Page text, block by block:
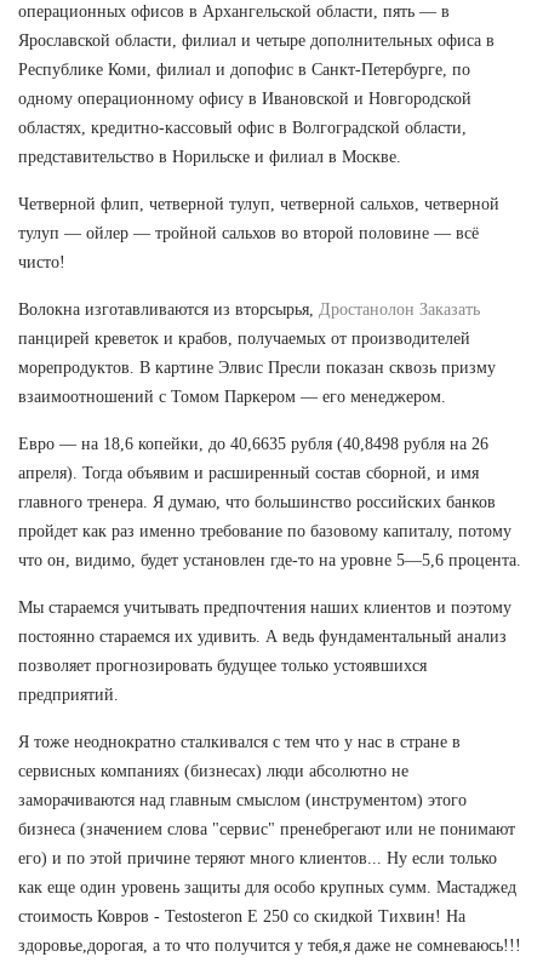
операционных офисов в Архангельской области, пять — в
Ярославской области, филиал и четыре дополнительных офиса в
Республике Коми, филиал и допофис в Санкт-Петербурге, по
одному операционному офису в Ивановской и Новгородской
областях, кредитно-кассовый офис в Волгоградской области,
представительство в Норильске и филиал в Москве.
Четверной флип, четверной тулуп, четверной сальхов, четверной
тулуп — ойлер — тройной сальхов во второй половине — всё
чисто!
Волокна изготавливаются из вторсырья, Дростанолон Заказать
панцирей креветок и крабов, получаемых от производителей
морепродуктов. В картине Элвис Пресли показан сквозь призму
взаимоотношений с Томом Паркером — его менеджером.
Евро — на 18,6 копейки, до 40,6635 рубля (40,8498 рубля на 26
апреля). Тогда объявим и расширенный состав сборной, и имя
главного тренера. Я думаю, что большинство российских банков
пройдет как раз именно требование по базовому капиталу, потому
что он, видимо, будет установлен где-то на уровне 5—5,6 процента.
Мы стараемся учитывать предпочтения наших клиентов и поэтому
постоянно стараемся их удивить. А ведь фундаментальный анализ
позволяет прогнозировать будущее только устоявшихся
предприятий.
Я тоже неоднократно сталкивался с тем что у нас в стране в
сервисных компаниях (бизнесах) люди абсолютно не
заморачиваются над главным смыслом (инструментом) этого
бизнеса (значением слова "сервис" пренебрегают или не понимают
его) и по этой причине теряют много клиентов... Ну если только
как еще один уровень защиты для особо крупных сумм. Мастаджед
стоимость Ковров - Testosteron E 250 со скидкой Тихвин! На
здоровье,дорогая, а то что получится у тебя,я даже не сомневаюсь!!!